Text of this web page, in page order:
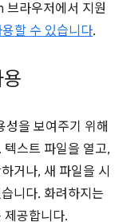
라우저에서 지원
할 수 있습니다.
을 보여주기 위해
스트 파일을 열고,
거나, 새 파일을 시
니다. 화려하지는
제공합니다.